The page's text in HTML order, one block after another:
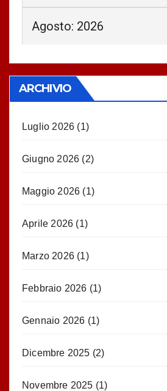
Agosto: 2026
ARCHIVIO
Luglio 2026 (1)
Giugno 2026 (2)
Maggio 2026 (1)
Aprile 2026 (1)
Marzo 2026 (1)
Febbraio 2026 (1)
Gennaio 2026 (1)
Dicembre 2025 (2)
Novembre 2025 (1)